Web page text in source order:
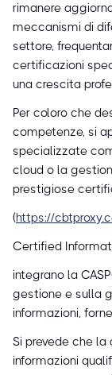
rimanere
meccanismi di
settore,
certificazioni
una crescita
Per coloro che
competenze, si
specializzate
cloud o la
prestigiose
(https://
Certified
integrano la
gestione e sulla
informazioni,
Si prevede che
informazioni